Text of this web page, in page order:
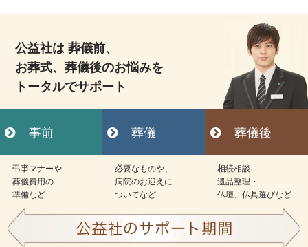
公益社は 葬儀前、
お葬式、葬儀後のお悩みを
トータルでサポート
事前 葬儀 葬儀後
弔亊マナーや
葬儀費用の
準備など
必要なものや、
病院のお迎えに
ついてなど
相続相談·
遺品整理・
仏壇、仏具選びなど